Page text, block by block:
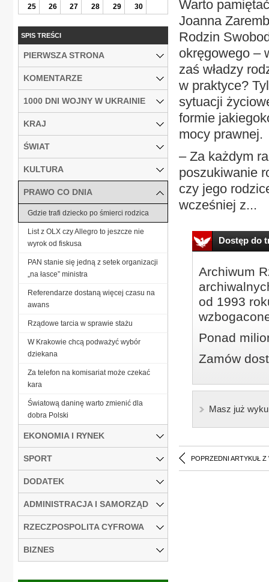
Warto
Joanna
Rodzin
okręgowego –
zaś władzy
w praktyce?
sytuacji
formie
mocy prawnej.
– Za każdym
poszukiwanie
czy jego
wcześniej z...
Dostęp do
Archiwum
od 1993
Ponad
Zamów
Masz już
POPRZEDNI ARTYKUŁ Z
25
26 27 28 29 30
SPIS TREŚCI
PIERWSZA STRONA
KOMENTARZE
1000 DNI WOJNY W UKRAINIE
KRAJ
ŚWIAT
KULTURA
PRAWO CO DNIA
Gdzie trafi dziecko po śmierci rodzica
List z OLX czy Allegro to jeszcze nie
wyrok od fiskusa
PAN stanie się jedną z setek organizacji
„na łasce” ministra
Referendarze dostaną więcej czasu na
awans
Rządowe tarcia w sprawie stażu
W Krakowie chcą podważyć wybór
dziekana
Za telefon na komisariat może czekać
kara
Światową daninę warto zmienić dla
dobra Polski
EKONOMIA I RYNEK
SPORT
DODATEK
ADMINISTRACJA I SAMORZĄD
RZECZPOSPOLITA CYFROWA
BIZNES